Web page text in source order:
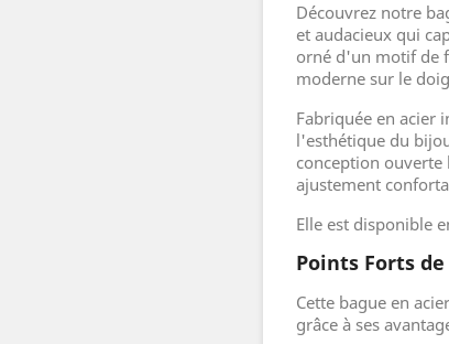
Découvrez notre
et audacieux qui
orné d'un motif de
moderne sur le
Fabriquée en acier
l'esthétique du
conception ouverte
ajustement
Elle est disponible
Points Forts
Cette bague en
grâce à ses